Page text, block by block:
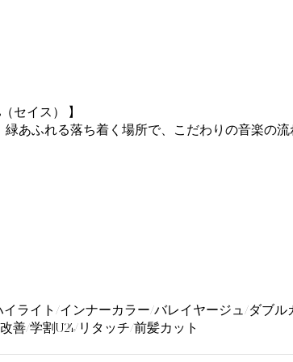
セイス） 】
あふれる落ち着く場所で、こだわりの音楽の流
ライト/インナーカラー/バレイヤージュ/ダブル
善/学割U24/リタッチ/前髪カット